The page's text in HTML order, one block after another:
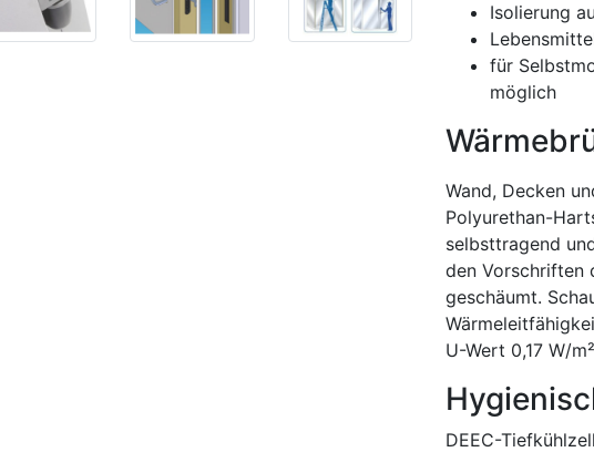
Isolierung
für
möglich
Wand, Decken
Polyurethan-
selbsttragend
den Vorschriften
geschäumt.
U-Wert 0,17 W/
DEEC-